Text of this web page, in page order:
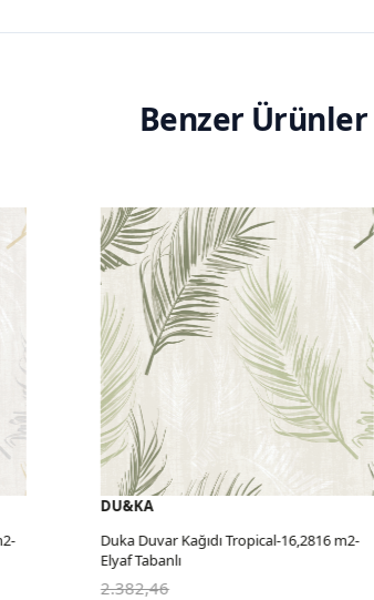
Benzer Ürünler
DU&KA
Duka Duvar Kağıdı Tropical-16,2816 m2-
Elyaf Tabanlı
2.382,46